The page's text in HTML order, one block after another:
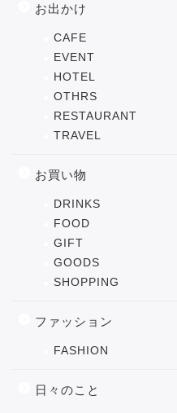
お出かけ
CAFE
EVENT
HOTEL
OTHRS
RESTAURANT
TRAVEL
お買い物
DRINKS
FOOD
GIFT
GOODS
SHOPPING
ファッション
FASHION
日々のこと